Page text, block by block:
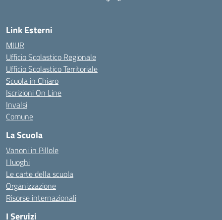
Link Esterni
MIUR
Ufficio Scolastico Regionale
Ufficio Scolastico Territoriale
Scuola in Chiaro
Iscrizioni On Line
Invalsi
Comune
La Scuola
Vanoni in Pillole
I luoghi
Le carte della scuola
Organizzazione
Risorse internazionali
I Servizi